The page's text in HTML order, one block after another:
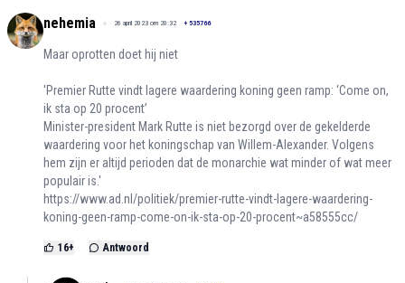
nehemia 26 april 2023 om 20:32 + 535766
Maar oprotten doet hij niet
'Premier Rutte vindt lagere waardering koning geen ramp: ‘Come on,
ik sta op 20 procent’
Minister-president Mark Rutte is niet bezorgd over de gekelderde
waardering voor het koningschap van Willem-Alexander. Volgens
hem zijn er altijd perioden dat de monarchie wat minder of wat meer
populair is.'
https://www.ad.nl/politiek/premier-rutte-vindt-lagere-waardering-
koning-geen-ramp-come-on-ik-sta-op-20-procent~a58555cc/
16+ Antwoord